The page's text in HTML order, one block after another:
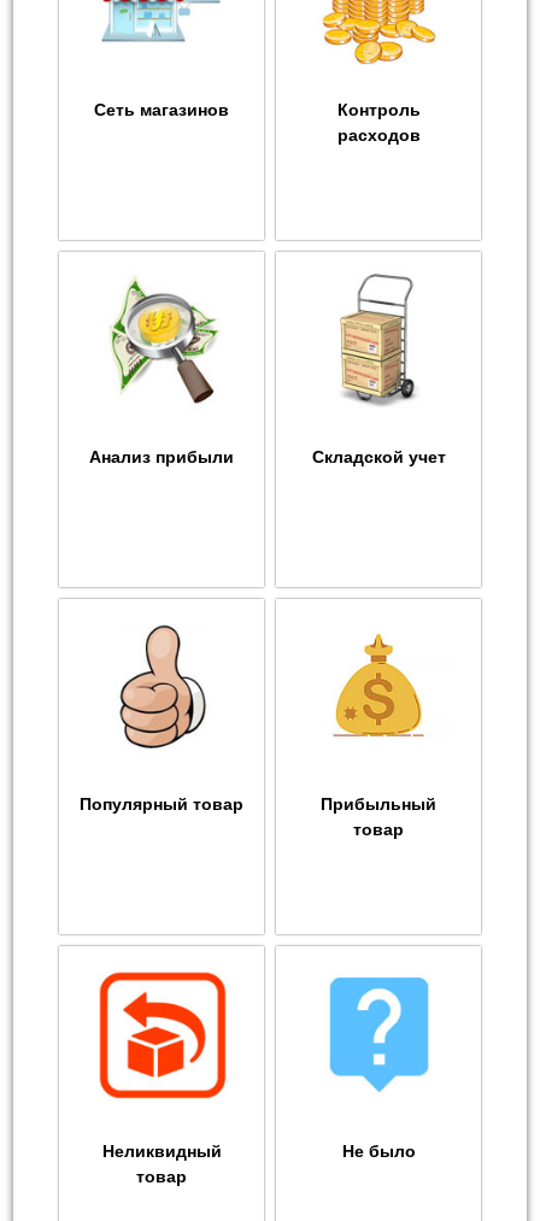
Сеть магазинов
Контроль
расходов
Анализ прибыли Складской учет
Популярный товар
Прибыльный
товар
Неликвидный
товар
Не было